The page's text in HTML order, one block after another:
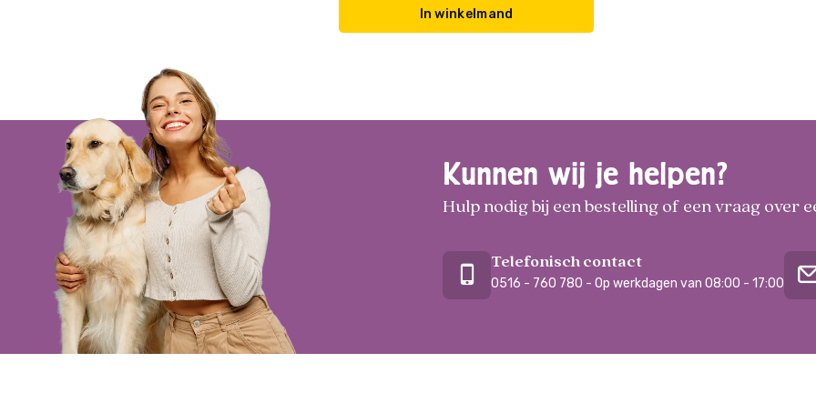
In winkelmand
Kunnen wij je helpen?
Hulp nodig bij een bestelling of een vraag over
Telefonisch contact
0516 - 760 780 - Op werkdagen van 08:00 - 17:00